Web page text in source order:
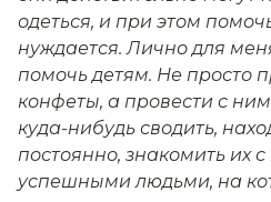
одеться, и при этом
нуждается. Лично для
помочь детям. Не просто
конфеты, а провести с
куда-нибудь сводить,
постоянно, знакомить их
успешными людьми, на